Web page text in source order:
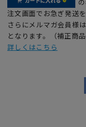
注文画面でお急ぎ発送
さらにメルマガ会員様
となります。（補正商
詳しくはこちら